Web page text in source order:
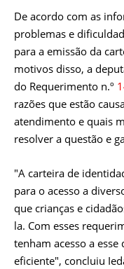
De acordo com as
problemas e
para a emissão da
motivos disso, a
do Requerimento n.º
razões que estão
atendimento e quais
resolver a questão e
"A carteira de
para o acesso a
que crianças e
la. Com esses
tenham acesso a
eficiente", concluiu